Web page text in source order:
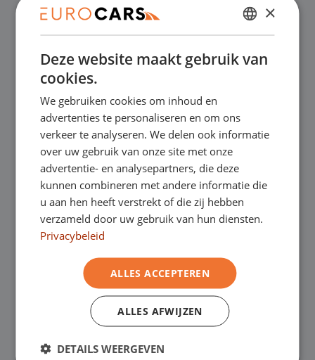
Financial lease – Soepele acceptatie
Gratis thuisbezorgd bij online aankoop
Onze showrooms
Je bent van harte welkom in een van onze
showrooms om de occasions te bekijken –
en natuurlijk voor een lekkere kop koffie!
kunt in Asten terecht voor onze
bedrijfswagens en in Oss, Geldrop en
Helmond voor zowel personenauto’s als
DUTCH
ENGLISH
×
Deze website maakt gebruik van
cookies.
We gebruiken cookies om inhoud en
advertenties te personaliseren en om ons
verkeer te analyseren. We delen ook informatie
over uw gebruik van onze site met onze
advertentie- en analysepartners, die deze
kunnen combineren met andere informatie die
u aan hen heeft verstrekt of die zij hebben
verzameld door uw gebruik van hun diensten.
Privacybeleid
ALLES ACCEPTEREN
ALLES AFWIJZEN
DETAILS WEERGEVEN